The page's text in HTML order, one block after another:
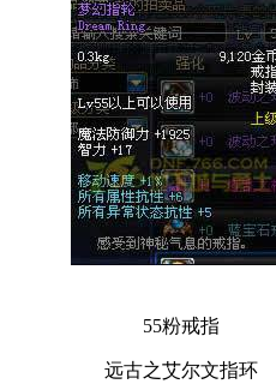
55粉戒指
远古之艾尔文指环